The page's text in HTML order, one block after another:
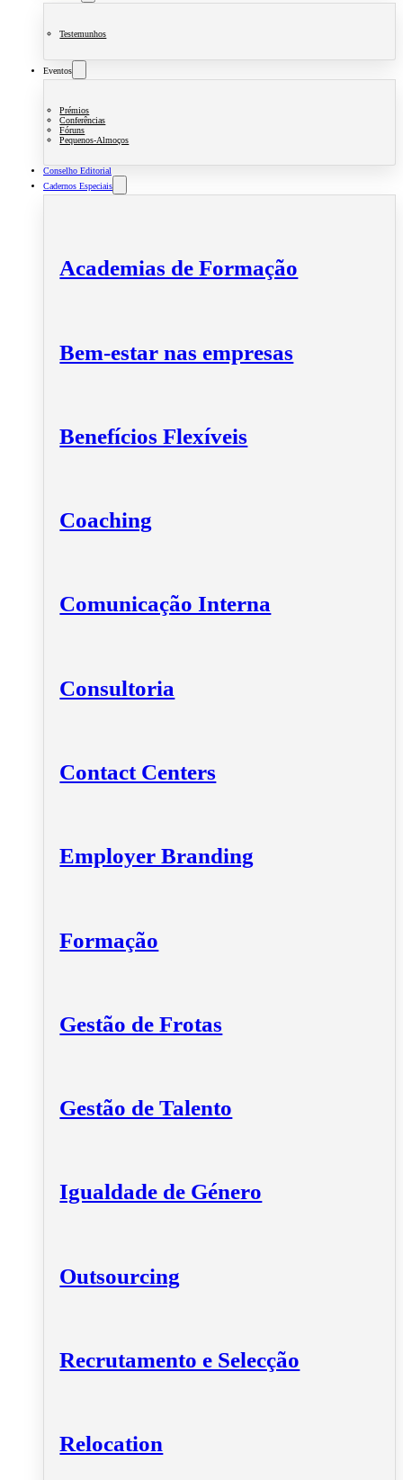
Testemunhos
Eventos
Prémios
Conferências
Fóruns
Pequenos-Almoços
Conselho Editorial
Cadernos Especiais
Academias de Formação
Bem-estar nas empresas
Benefícios Flexíveis
Coaching
Comunicação Interna
Consultoria
Contact Centers
Employer Branding
Formação
Gestão de Frotas
Gestão de Talento
Igualdade de Género
Outsourcing
Recrutamento e Selecção
Relocation